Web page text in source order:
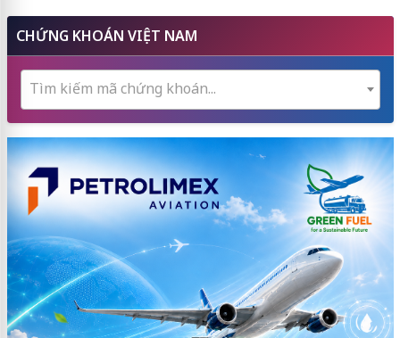
CHỨNG KHOÁN VIỆT NAM
Tìm kiếm mã chứng khoán...